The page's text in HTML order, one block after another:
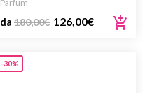
Parfum
da 180,00€ 126,00€
-30%